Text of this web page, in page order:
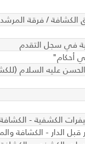
/ فرقة
في سجل التقدم
أحكام"
عليه السلام
الكشفية -
قبل الدار - الكشافة